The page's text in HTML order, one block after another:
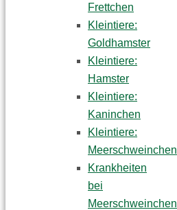
Frettchen
Kleintiere:
Goldhamster
Kleintiere:
Hamster
Kleintiere:
Kaninchen
Kleintiere:
Meerschweinchen
Krankheiten
bei
Meerschweinchen